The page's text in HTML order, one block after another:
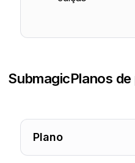
SubmagicPlanos
Plano